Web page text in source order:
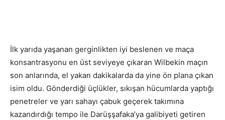
İlk yarıda yaşanan gerginlikten iyi beslenen ve maça
konsantrasyonu en üst seviyeye çıkaran Wilbekin maçın
son anlarında, el yakan dakikalarda da yine ön plana çıkan
isim oldu. Gönderdiği üçlükler, sıkışan hücumlarda yaptığı
penetreler ve yarı sahayı çabuk geçerek takımına
kazandırdığı tempo ile Darüşşafaka’ya galibiyeti getiren